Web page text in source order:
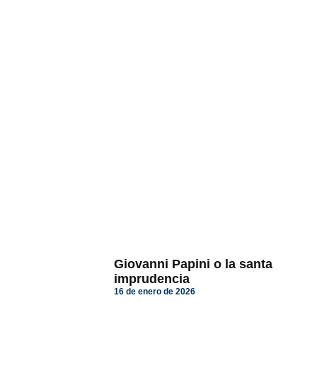
Giovanni Papini o la santa
imprudencia
16 de enero de 2026